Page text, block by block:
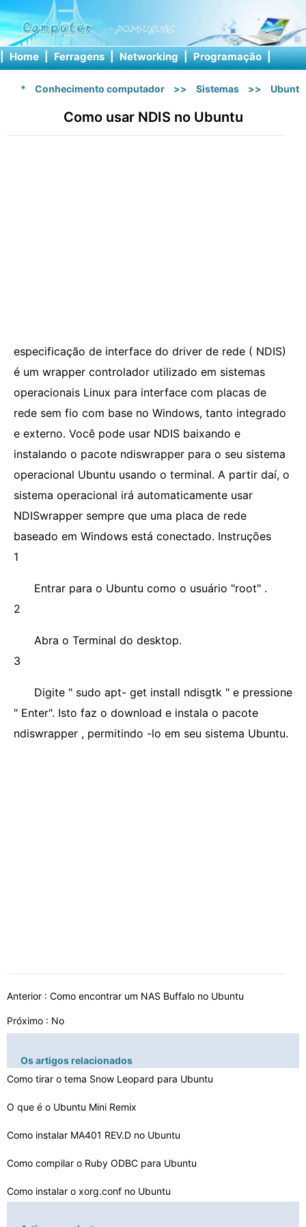
| Home | Ferragens | Networking | Programação |
* Conhecimento computador >> Sistemas >> Ubuntu
Como usar NDIS no Ubuntu
especificação de interface do driver de rede ( NDIS)
é um wrapper controlador utilizado em sistemas
operacionais Linux para interface com placas de
rede sem fio com base no Windows, tanto integrado
e externo. Você pode usar NDIS baixando e
instalando o pacote ndiswrapper para o seu sistema
operacional Ubuntu usando o terminal. A partir daí, o
sistema operacional irá automaticamente usar
NDISwrapper sempre que uma placa de rede
baseado em Windows está conectado. Instruções
1
Entrar para o Ubuntu como o usuário "root" .
2
Abra o Terminal do desktop.
3
Digite " sudo apt- get install ndisgtk " e pressione
" Enter". Isto faz o download e instala o pacote
ndiswrapper , permitindo -lo em seu sistema Ubuntu.
Anterior : Como encontrar um NAS Buffalo no Ubuntu
Próximo : No
Os artigos relacionados
Como tirar o tema Snow Leopard para Ubuntu
O que é o Ubuntu Mini Remix
Como instalar MA401 REV.D no Ubuntu
Como compilar o Ruby ODBC para Ubuntu
Como instalar o xorg.conf no Ubuntu